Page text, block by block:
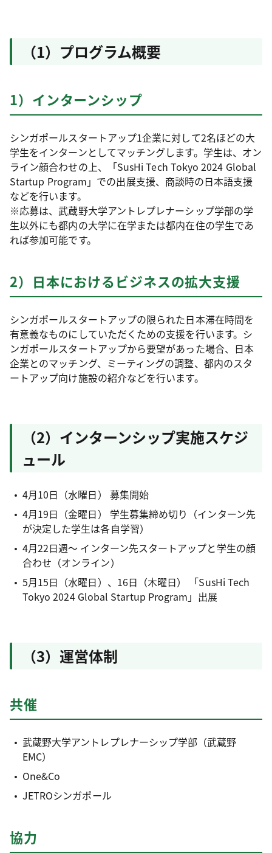
（1）プログラム概要
1）インターンシップ
シンガポールスタートアップ1企業に対して2名ほどの大
学生をインターンとしてマッチングします。学生は、オン
ライン顔合わせの上、「SusHi Tech Tokyo 2024 Global
Startup Program」での出展支援、商談時の日本語支援
などを行います。
※応募は、武蔵野大学アントレプレナーシップ学部の学
生以外にも都内の大学に在学または都内在住の学生であ
れば参加可能です。
2）日本におけるビジネスの拡大支援
シンガポールスタートアップの限られた日本滞在時間を
有意義なものにしていただくための支援を行います。シ
ンガポールスタートアップから要望があった場合、日本
企業とのマッチング、ミーティングの調整、都内のスタ
ートアップ向け施設の紹介などを行います。
（2）インターンシップ実施スケジ
ュール
4月10日（水曜日） 募集開始
4月19日（金曜日） 学生募集締め切り（インターン先
が決定した学生は各自学習）
4月22日週〜 インターン先スタートアップと学生の顔
合わせ（オンライン）
5月15日（水曜日）、16日（木曜日） 「SusHi Tech
Tokyo 2024 Global Startup Program」出展
（3）運営体制
共催
武蔵野大学アントレプレナーシップ学部（武蔵野
EMC）
One&Co
JETROシンガポール
協力